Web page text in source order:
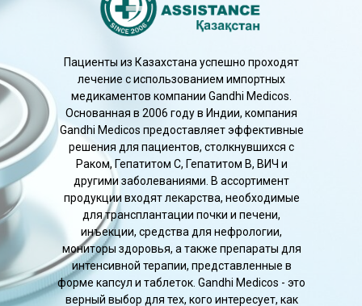
Пациенты из Казахстана успешно проходят
лечение с использованием импортных
медикаментов компании Gandhi Medicos.
Основанная в 2006 году в Индии, компания
Gandhi Medicos предоставляет эффективные
решения для пациентов, столкнувшихся с
Раком, Гепатитом C, Гепатитом B, ВИЧ и
другими заболеваниями. В ассортимент
продукции входят лекарства, необходимые
для трансплантации почки и печени,
инъекции, средства для нефрологии,
мониторы здоровья, а также препараты для
интенсивной терапии, представленные в
форме капсул и таблеток. Gandhi Medicos - это
верный выбор для тех, кого интересует, как